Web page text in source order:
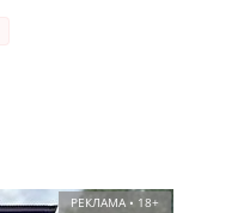
РЕКЛАМА • 18+